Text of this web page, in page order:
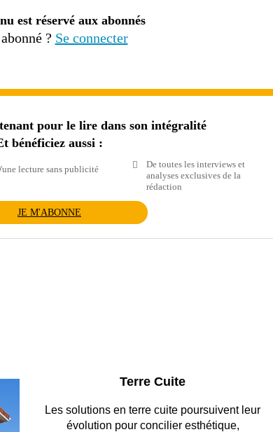
est réservé aux abonnés
? Se connecter
pour le lire dans son intégralité
bénéficiez aussi :
lecture sans publicité
De toutes les interviews et
analyses exclusives de la
rédaction
JE M'ABONNE
Parking et garages
Entre circulation, sécurisation des accès, durabilité
des revêtements et intégration…